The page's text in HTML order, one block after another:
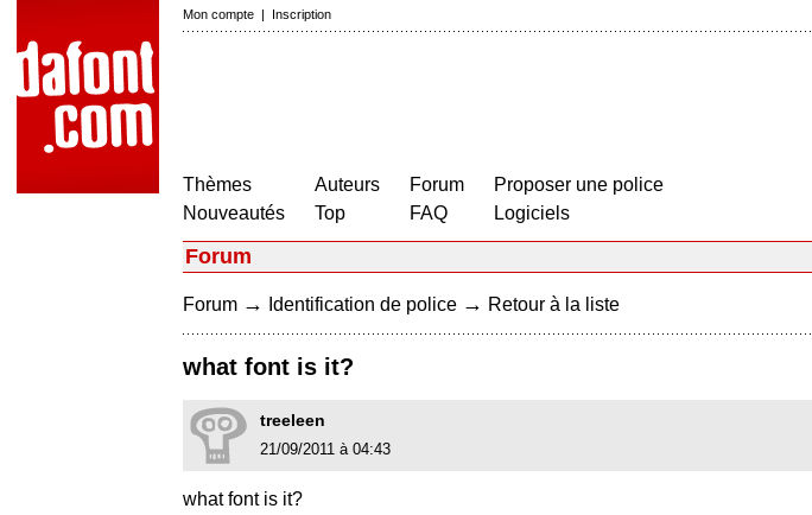
Mon compte | Inscription
Thèmes
Nouveautés
Auteurs
Top
Forum
FAQ
Proposer une police
Logiciels
Forum
Forum → Identification de police → Retour à la liste
what font is it?
treeleen
21/09/2011 à 04:43
what font is it?